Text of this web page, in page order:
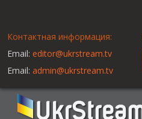
Контактная информация:
Email: editor@ukrstream.tv
Email: admin@ukrstream.tv